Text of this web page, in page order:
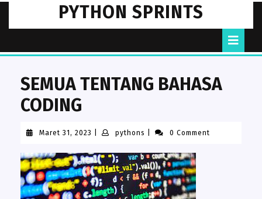
content
PYTHON SPRINTS
SEMUA TENTANG BAHASA
CODING
Maret 31, 2023 Maret
2023
pythons pythons0 Comment